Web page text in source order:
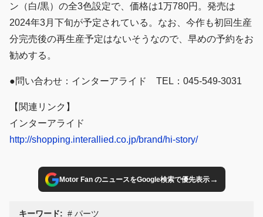
ン（白/黒）の全3色設定で、価格は1万780円。発売は
2024年3月下旬が予定されている。なお、今作も初回生産
分完売後の再生産予定はないそうなので、早めの予約をお
勧めする。
●問い合わせ：インターアライド TEL：045-549-3031
【関連リンク】
インターアライド
http://shopping.interallied.co.jp/brand/hi-story/
Motor Fan のニュースをGoogle検索で優先表示→
キーワード: パーツ